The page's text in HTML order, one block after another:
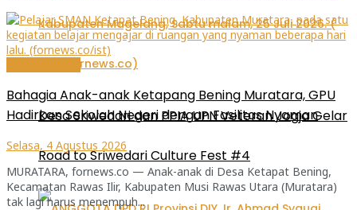
Desa Sriwedari dan PPIA UPN Veteran Jogja Gelar
Road to Sriwedari Culture Fest #4
Bahagia Anak-anak Ketapang Bening Muratara, GPU
Hadirkan Sekolah Negeri dengan Fasilitas Nyaman
Selasa, 4 Agustus 2026
MURATARA, fornews.co — Anak-anak di Desa Ketapat Bening,
Kecamatan Rawas Ilir, Kabupaten Musi Rawas Utara (Muratara)
tak lagi harus menempuh...